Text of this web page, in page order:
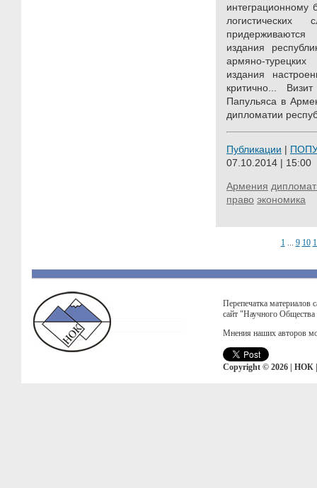
интеграционному
издания
армяно-
издания
критично...
Папульяса в
дипломатии
Публикации |
07.10.2014 | 15:00
Армения
право экономика
1... 9 10
Перепечатка материалов
сайт "Научного
Мнения наших авторов
Copyright © 2026 | НОК